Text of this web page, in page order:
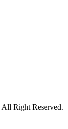
All Right Reserved.